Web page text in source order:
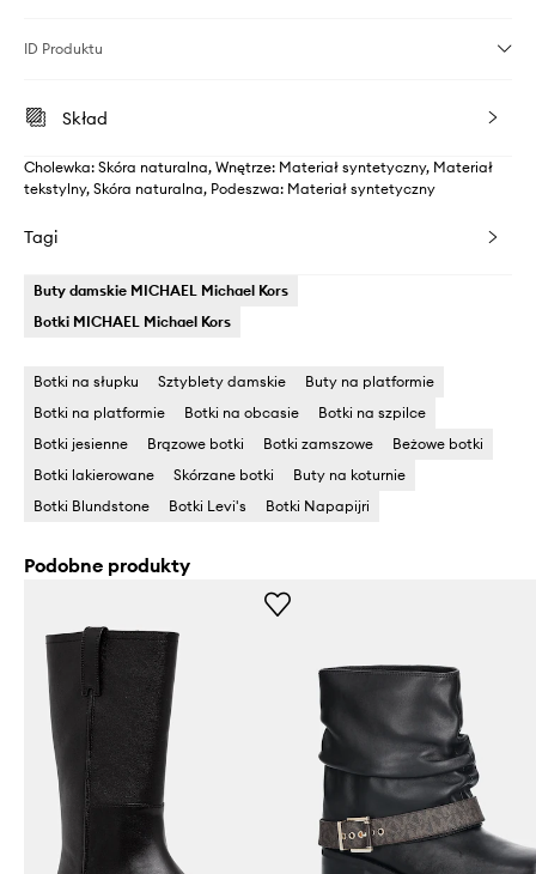
ID Produktu
Skład
Cholewka: Skóra naturalna, Wnętrze: Materiał syntetyczny, Materiał
tekstylny, Skóra naturalna, Podeszwa: Materiał syntetyczny
Tagi
Buty damskie MICHAEL Michael Kors
Botki MICHAEL Michael Kors
Botki na słupku Sztyblety damskie
Buty na platformie
Botki na platformie
Botki na obcasie
Botki na szpilce
Botki jesienne
Brązowe botki Botki zamszowe
Beżowe botki
Botki lakierowane
Skórzane botki
Buty na koturnie
Botki Blundstone
Botki Levi's Botki Napapijri
Podobne produkty